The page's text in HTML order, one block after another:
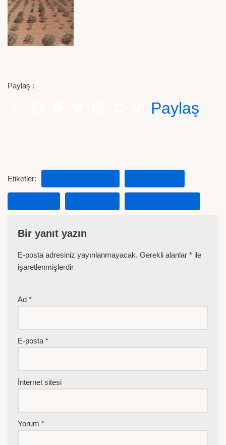
Paylaş :
Paylaş
Etiketler:
Bir yanıt yazın
E-posta adresiniz yayınlanmayacak. Gerekli alanlar * ile
işaretlenmişlerdir
Ad *
E-posta *
İnternet sitesi
Yorum *